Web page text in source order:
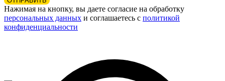
Нажимая на кнопку, вы даете согласие на обработку
персональных данных и соглашаетесь c политикой
конфиденциальности